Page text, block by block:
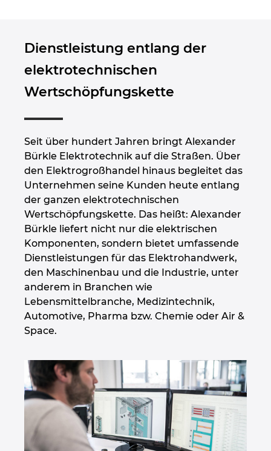
Dienstleistung entlang der
elektrotechnischen
Wertschöpfungskette
Seit über hundert Jahren bringt Alexander
Bürkle Elektrotechnik auf die Straßen. Über
den Elektrogroßhandel hinaus begleitet das
Unternehmen seine Kunden heute entlang
der ganzen elektrotechnischen
Wertschöpfungskette. Das heißt: Alexander
Bürkle liefert nicht nur die elektrischen
Komponenten, sondern bietet umfassende
Dienstleistungen für das Elektrohandwerk,
den Maschinenbau und die Industrie, unter
anderem in Branchen wie
Lebensmittelbranche, Medizintechnik,
Automotive, Pharma bzw. Chemie oder Air &
Space.
Südkorea
Thailand
Türkei
Ukraine
Ungarn
USA
Vereinigte Arabische Emirate